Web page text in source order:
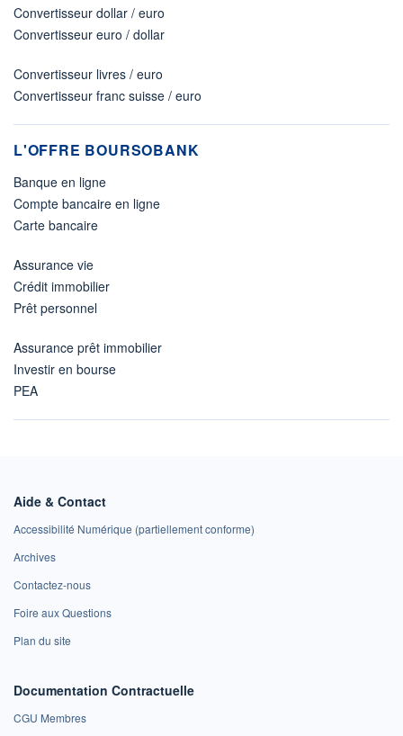
Convertisseur dollar / euro
Convertisseur euro / dollar
Convertisseur livres / euro
Convertisseur franc suisse / euro
L'OFFRE BOURSOBANK
Banque en ligne
Compte bancaire en ligne
Carte bancaire
Assurance vie
Crédit immobilier
Prêt personnel
Assurance prêt immobilier
Investir en bourse
PEA
Aide & Contact
Accessibilité Numérique (partiellement conforme)
Archives
Contactez-nous
Foire aux Questions
Plan du site
Documentation Contractuelle
CGU Membres